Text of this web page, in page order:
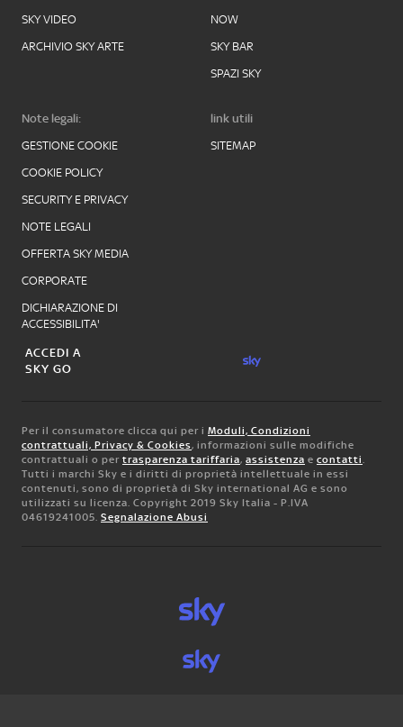
SKY VIDEO
ARCHIVIO SKY ARTE
NOW
SKY BAR
SPAZI SKY
Note legali:
GESTIONE COOKIE
COOKIE POLICY
SECURITY E PRIVACY
NOTE LEGALI
OFFERTA SKY MEDIA
CORPORATE
DICHIARAZIONE DI
ACCESSIBILITA'
link utili
SITEMAP
ACCEDI A
SKY GO
Per il consumatore clicca qui per i Moduli, Condizioni
contrattuali, Privacy & Cookies, informazioni sulle modifiche
contrattuali o per trasparenza tariffaria, assistenza e contatti.
Tutti i marchi Sky e i diritti di proprietà intellettuale in essi
contenuti, sono di proprietà di Sky international AG e sono
utilizzati su licenza. Copyright 2019 Sky Italia - P.IVA
04619241005. Segnalazione Abusi